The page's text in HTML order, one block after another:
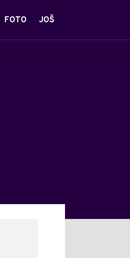
FOTO JOŠ